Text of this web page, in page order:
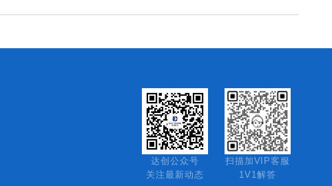
达创公众号
关注最新动态
扫描加VIP客服
1V1解答